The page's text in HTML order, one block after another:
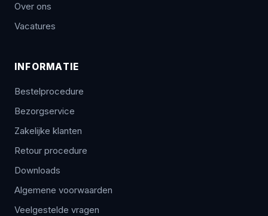
Over ons
Vacatures
INFORMATIE
Bestelprocedure
Bezorgservice
Zakelijke klanten
Retour procedure
Downloads
Algemene voorwaarden
Veelgestelde vragen